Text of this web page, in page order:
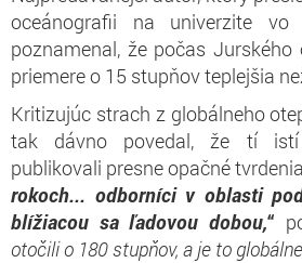
oceánografii na univerzite vo
poznamenal, že počas
priemere o 15 stupňov teplejšia
Kritizujúc strach z globálneho
tak dávno povedal, že tí istí
publikovali presne opačné
rokoch... odborníci v oblasti
blížiacou sa ľadovou dobou,“
otočili o 180 stupňov, a je to